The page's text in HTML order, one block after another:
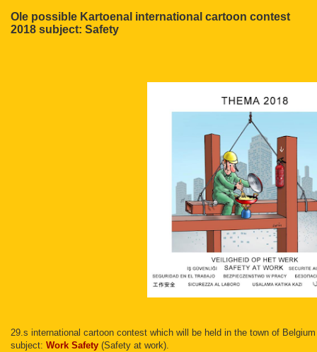
Ole possible Kartoenal international cartoon contest
2018 subject: Safety
29.s international cartoon contest which will be held in the town of
subject: Work Safety (Safety at work).